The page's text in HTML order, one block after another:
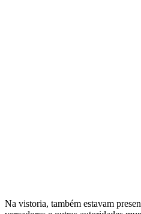
Na vistoria, também estavam